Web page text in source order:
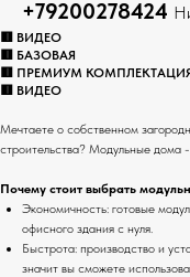
+79200278424
🟥 ВИДЕО
🟥 БАЗОВАЯ
🟥 ПРЕМИУМ
🟥 ВИДЕО
Мечтаете о собственном
строительства? Модульные дома
Почему стоит выбрать
Экономичность: готовые
офисного здания с нуля.
Быстрота: производство и
значит вы сможете